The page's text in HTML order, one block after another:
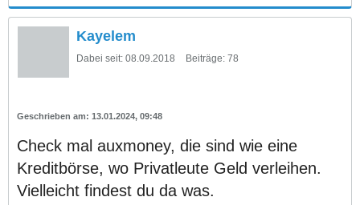
Kayelem
Dabei seit: 08.09.2018 Beiträge: 78
13.01.2024, 09:48
Check mal auxmoney, die sind wie eine
Kreditbörse, wo Privatleute Geld verleihen.
Vielleicht findest du da was.